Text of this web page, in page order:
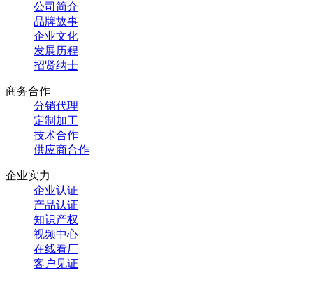
公司简介
品牌故事
企业文化
发展历程
招贤纳士
商务合作
分销代理
定制加工
技术合作
供应商合作
企业实力
企业认证
产品认证
知识产权
视频中心
在线看厂
客户见证